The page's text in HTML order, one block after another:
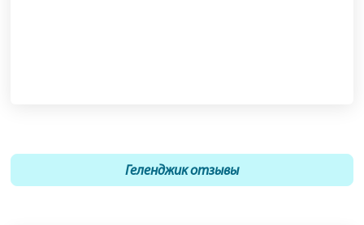
Геленджик отзывы